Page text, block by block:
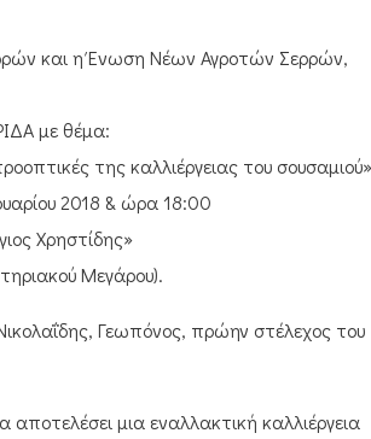
και η Ένωση Νέων Αγροτών Σερρών,
με θέμα:
της καλλιέργειας του σουσαμιού»
2018 & ώρα 18:00
Χρηστίδης»
Μεγάρου).
Γεωπόνος, πρώην στέλεχος του
αποτελέσει μια εναλλακτική καλλιέργεια